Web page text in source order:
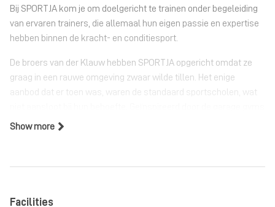
Bij SPORTJA kom je om doelgericht te trainen onder begeleiding
van ervaren trainers, die allemaal hun eigen passie en expertise
hebben binnen de kracht- en conditiesport.
De broers van der Klauw hebben SPORTJA opgericht omdat ze
graag in een rauwe omgeving zwaar wilde tillen. Het enige
aanbod dat er toen was, waren de standaard sportscholen, wat
uit Amerika, hebben ze in de grote hal waar SPORTJA zit deze
Show more
Facilities